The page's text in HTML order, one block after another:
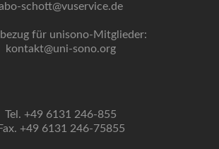
schott@vuservice.de
für unisono-Mitglieder:
kontakt@uni-sono.org
Tel. +49 6131 246-855
Fax. +49 6131 246-75855